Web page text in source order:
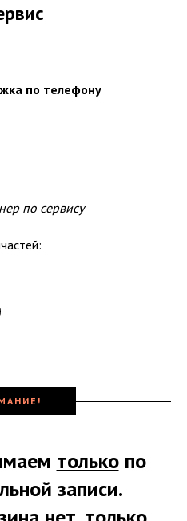
по телефону
по сервису
толькопо
записи.